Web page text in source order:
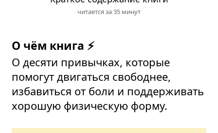
читается за 35 минут
О чём книга ⚡
О десяти привычках, которые
помогут двигаться свободнее,
избавиться от боли и поддерживать
хорошую физическую форму.